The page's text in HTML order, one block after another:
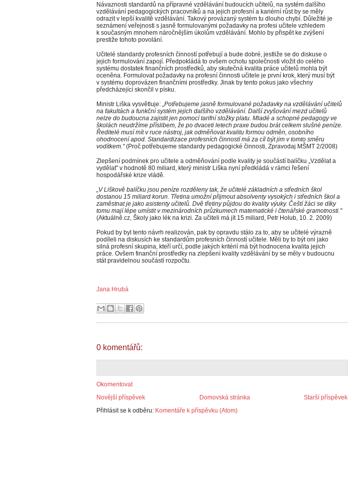
Návaznosti standardů na přípravné vzdělávání budoucích učitelů, na systém dalšího
vzdělávání pedagogických pracovníků a na jejich profesní a kariérní růst by se měly
odrazit v lepší kvalitě vzdělávání. Takový provázaný systém tu dlouho chybí. Důležité je
seznámení veřejnosti s jasně formulovanými požadavky na profesi učitele vzhledem
k současným mnohem náročnějším úkolům vzdělávání. Mohlo by přispět ke zvýšení
prestiže tohoto povolání.
Učitelé standardy profesních činností potřebují a bude dobré, jestliže se do diskuse o
jejich formulování zapojí. Předpokládá to ovšem ochotu společnosti vložit do celého
systému dostatek finančních prostředků, aby skutečná kvalita práce učitelů mohla být
oceněna. Formulovat požadavky na profesní činnosti učitele je první krok, který musí být
v systému doprovázen finančními prostředky. Jinak by tento pokus jako všechny
předcházející skončil v písku.
Ministr Liška vysvětluje: „Potřebujeme jasně formulované požadavky na vzdělávání učitelů
na fakultách a funkční systém jejich dalšího vzdělávání. Další zvyšování mezd učitelů
nelze do budoucna zajistit jen pomocí tarifní složky platu. Mladé a schopné pedagogy ve
školách neudržíme příslibem, že po dvaceti letech praxe budou brát celkem slušné peníze.
Ředitelé musí mít v ruce nástroj, jak odměňovat kvalitu formou odměn, osobního
ohodnocení apod. Standardizace profesních činností má za cíl být jim v tomto směru
vodítkem."(Proč potřebujeme standardy pedagogické činnosti, Zpravodaj MŠMT 2/2008)
Zlepšení podmínek pro učitele a odměňování podle kvality je součástí balíčku „Vzdělat a
vydělat" v hodnotě 80 miliard, který ministr Liška nyní předkládá v rámci řešení
hospodářské krize vládě.
„V Liškově balíčku jsou peníze rozděleny tak, že učitelé základních a středních škol
dostanou 15 miliard korun. Třetina umožní přijmout absolventy vysokých i středních škol a
zaměstnat je jako asistenty učitelů. Dvě třetiny půjdou do kvality výuky. Čeští žáci se díky
tomu mají lépe umístit v mezinárodních průzkumech matematické i čtenářské gramotnosti."
(Aktuálně.cz, Školy jako lék na krizi. Za učiteli má jít 15 miliard, Petr Holub, 10. 2. 2009)
Pokud by byl tento návrh realizován, pak by opravdu stálo za to, aby se učitelé výrazně
podíleli na diskusích ke standardům profesních činností učitele. Měli by to být oni jako
silná profesní skupina, kteří určí, podle jakých kritérií má být hodnocena kvalita jejich
práce. Ovšem finanční prostředky na zlepšení kvality vzdělávání by se měly v budoucnu
stát pravidelnou součástí rozpočtu.
Jana Hrubá
0 komentářů:
Okomentovat
Novější příspěvek
Starší příspěvek
Domovská stránka
Přihlásit se k odběru: Komentáře k příspěvku (Atom)